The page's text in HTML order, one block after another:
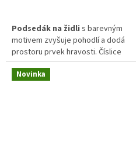
Podsedák na židli s barevným
motivem zvyšuje pohodlí a dodá
prostoru prvek hravosti. Číslice
na bílém podkladu rozveselí
dětský pokoj, obývák i domácí
Novinka